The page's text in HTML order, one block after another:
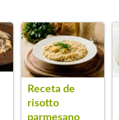
Receta de
risotto
parmesano